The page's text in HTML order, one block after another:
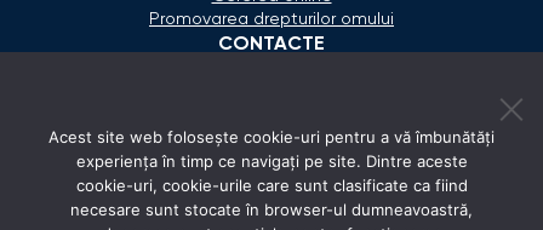
Promovarea drepturilor omului
CONTACTE
secretariat@ombudsman.md
Strada Calea Ieşilor 11/3, Chişinău
Acest site web folosește cookie-uri pentru a vă îmbunătăți
experiența în timp ce navigați pe site. Dintre aceste
cookie-uri, cookie-urile care sunt clasificate ca fiind
necesare sunt stocate în browser-ul dumneavoastră,